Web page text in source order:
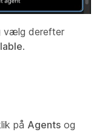
vælg derefter
.
på Agents og